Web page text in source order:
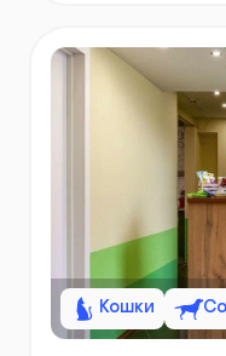
Кошки